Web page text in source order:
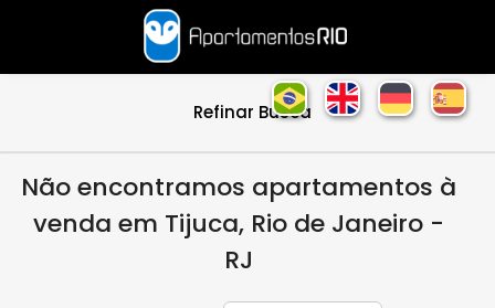
Refinar Busca
Não encontramos apartamentos à
venda em Tijuca, Rio de Janeiro -
RJ